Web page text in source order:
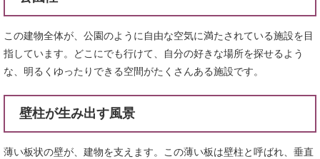
この建物全体が、公園のように自由な空気に満たされている施設を目
指しています。どこにでも行けて、自分の好きな場所を探せるよう
な、明るくゆったりできる空間がたくさんある施設です。
壁柱が生み出す風景
薄い板状の壁が、建物を支えます。この薄い板は壁柱と呼ばれ、垂直